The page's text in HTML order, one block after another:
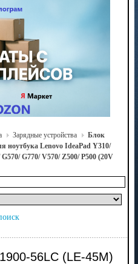
Зарядные устройства
Блок
ноутбука Lenovo IdeaPad Y310/
G770/ V570/ Z500/ P500 (20V
56LC (LE-45M)